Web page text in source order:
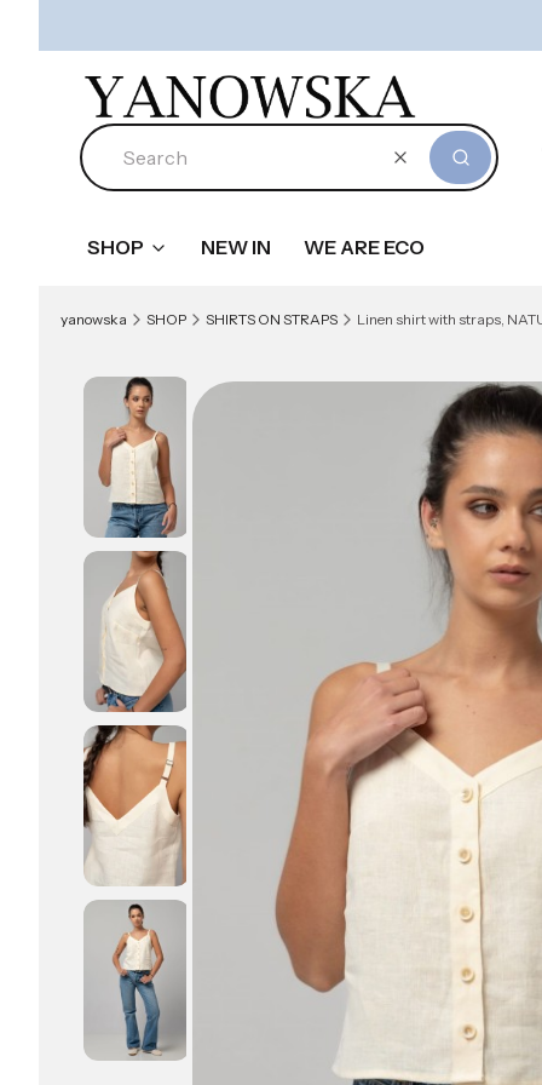
Clear Search
SHOP NEW IN WE ARE ECO
yanowska SHOP SHIRTS ON STRAPS Linen shirt with straps,